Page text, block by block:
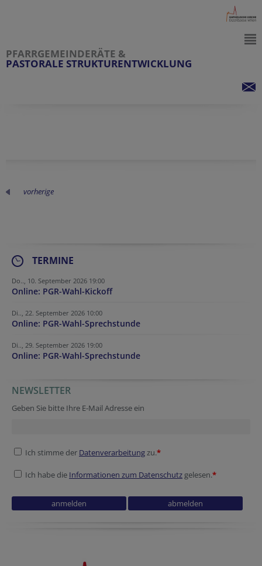
PFARRGEMEINDERÄTE &
PASTORALE STRUKTURENTWICKLUNG
vorherige
TERMINE
Do.., 10. September 2026 19:00
Online: PGR-Wahl-Kickoff
Di.., 22. September 2026 10:00
Online: PGR-Wahl-Sprechstunde
Di.., 29. September 2026 19:00
Online: PGR-Wahl-Sprechstunde
Reference
Reference
Reference
Homepage
Website
Verification code
NEWSLETTER
Geben Sie bitte Ihre E-Mail Adresse ein
Ich stimme der Datenverarbeitungzu.*
Ich habe die Informationen zum Datenschutz gelesen.*